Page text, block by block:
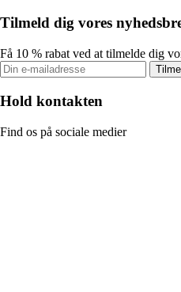
Tilmeld dig vores
Få 10 % rabat ved at tilmelde dig
Hold kontakten
Find os på sociale medier